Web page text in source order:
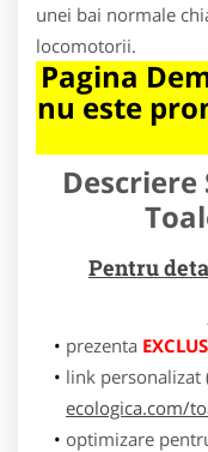
unei bai normale
locomotorii.
Pagina
nu este
Pentru
prezenta
link personalizat
ecologica.com/
optimizare